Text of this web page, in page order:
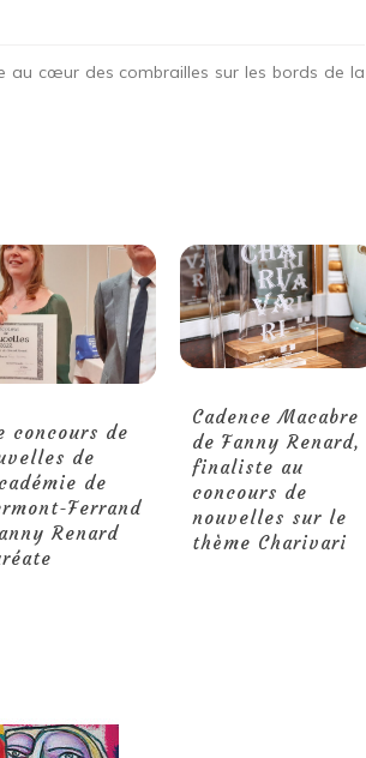
au cœur des combrailles sur les bords de la
concours de
de
de
Ferrand
Renard
Cadence Macabre
de Fanny Renard,
finaliste au
concours de
nouvelles sur le
thème Charivari